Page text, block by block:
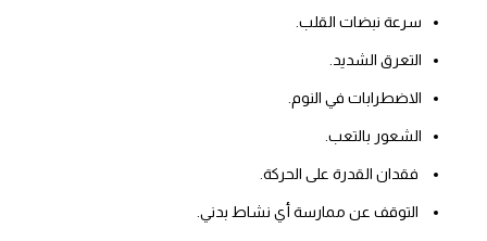
سرعة نبضات القلب.
التعرق الشديد.
الاضطرابات في النوم.
الشعور بالتعب.
فقدان القدرة على الحركة.
التوقف عن ممارسة أي نشاط بدني.